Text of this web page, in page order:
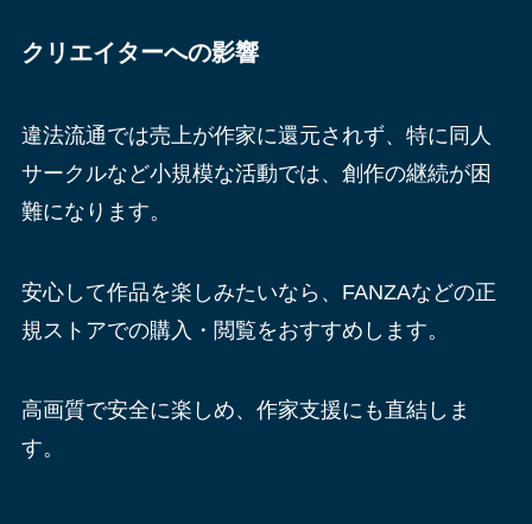
クリエイターへの影響
違法流通では売上が作家に還元されず、特に同人
サークルなど小規模な活動では、創作の継続が困
難になります。
安心して作品を楽しみたいなら、FANZAなどの正
規ストアでの購入・閲覧をおすすめします。
高画質で安全に楽しめ、作家支援にも直結しま
す。